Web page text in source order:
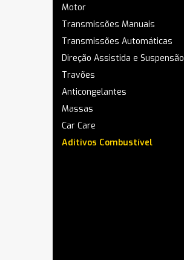
Motor
Transmissões Manuais
Transmissões Automáticas
Direção Assistida e Suspensão
Travões
Anticongelantes
Massas
Car Care
Aditivos Combustível